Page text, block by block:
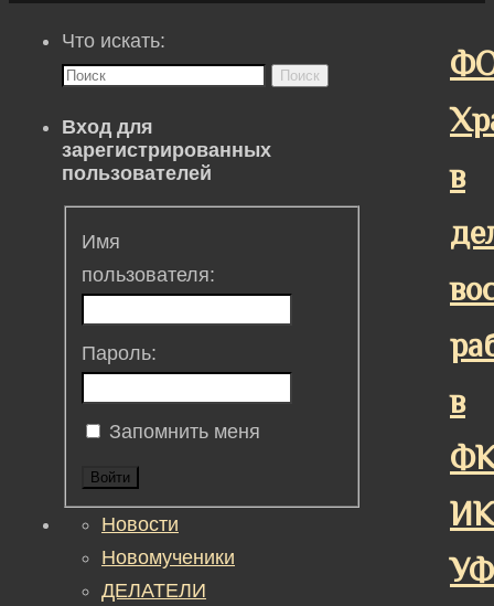
в
в
Что искать:
Поиск
Вход для
зарегистрированных
пользователей
Имя
пользователя:
Пароль:
Запомнить меня
Войти
Новости
Новомученики
ДЕЛАТЕЛИ